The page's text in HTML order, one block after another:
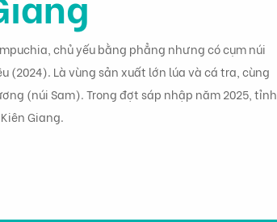
chủ yếu bằng phẳng nhưng có cụm núi
(2024). Là vùng sản xuất lớn lúa và cá tra, cùng
(núi Sam). Trong đợt sáp nhập năm 2025, tỉnh
Giang.